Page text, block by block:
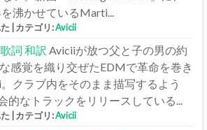
沸かせているMarti...
カテゴリ:Avicii
詞 和訳 Aviciiが放つ父と子の男の約
感覚を織り交ぜたEDMで革命を巻き
クラブ内をそのまま描写するよう
的なトラックをリリースしている...
カテゴリ:Avicii